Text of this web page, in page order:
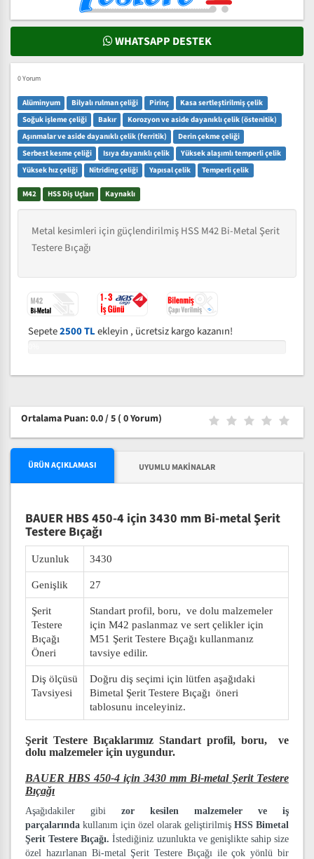
WHATSAPP DESTEK
0 Yorum
Alüminyum Bilyalı rulman çeliği Pirinç
Kasa sertleştirilmiş çelik
Soğuk işleme çeliği
Bakır
Korozyon ve aside dayanıklı çelik (östenitik)
Aşınmalar ve aside dayanıklı çelik (ferritik)
Derin çekme çeliği
Serbest kesme çeliği
Isıya dayanıklı çelik
Yüksek alaşımlı temperli çelik
Yüksek hız çeliği
Nitriding çeliği Yapısal çelik Temperli çelik
M42 HSS Diş Uçları Kaynaklı
Metal kesimleri için güçlendirilmiş HSS M42 Bi-Metal Şerit
Testere Bıçağı
Sepete2500 TLekleyin , ücretsiz kargo kazanın!
Ortalama Puan: 0.0 / 5 ( 0 Yorum)
ÜRÜN AÇIKLAMASI UYUMLU MAKINALAR
BAUER HBS 450-4 için 3430 mm Bi-metal Şerit
Testere Bıçağı
Uzunluk 3430
Genişlik 27
Şerit
Testere
Bıçağı
Öneri
Standart profil, boru, ve dolu malzemeler
için M42 paslanmaz ve sert çelikler için
M51 Şerit Testere Bıçağı kullanmanız
tavsiye edilir.
Diş ölçüsü
Tavsiyesi
Doğru diş seçimi için lütfen aşağıdaki
Bimetal Şerit Testere Bıçağı öneri
tablosunu inceleyiniz.
Şerit Testere Bıçaklarımız Standart profil, boru, ve
dolu malzemeler için uygundur.
BAUER HBS 450-4 için 3430 mm Bi-metal Şerit Testere
Bıçağı
Aşağıdakiler gibi zor kesilen malzemeler ve iş
parçalarında kullanım için özel olarak geliştirilmiş HSS Bimetal
Şerit Testere Bıçağı.İstediğiniz uzunlukta ve genişlikte sahip size
özel hazırlanan Bi-metal Şerit Testere Bıçağı ile çok yönlü bir